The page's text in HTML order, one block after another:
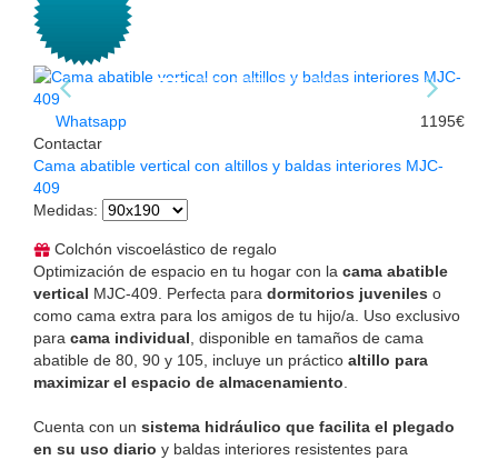
Whatsapp
Contactar
1195€
Cama abatible vertical con altillos y baldas interiores MJC-
409
Medidas:
Colchón viscoelástico de regalo
Optimización de espacio en tu hogar con la cama abatible
vertical MJC-409. Perfecta para dormitorios juveniles o
como cama extra para los amigos de tu hijo/a. Uso exclusivo
para cama individual , disponible en tamaños de cama
abatible de 80, 90 y 105, incluye un práctico altillo para
maximizar el espacio de almacenamiento
Cuenta con un sistema hidráulico que facilita el plegado
en su uso diario y baldas interiores resistentes para